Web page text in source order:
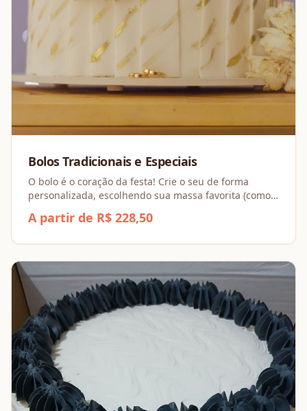
Bolos Tradicionais e Especiais
O bolo é o coração da festa! Crie o seu de forma
personalizada, escolhendo sua massa favorita (como
incríveis, dos Tradicionais aos Espesciais.
A partir de R$ 228,50